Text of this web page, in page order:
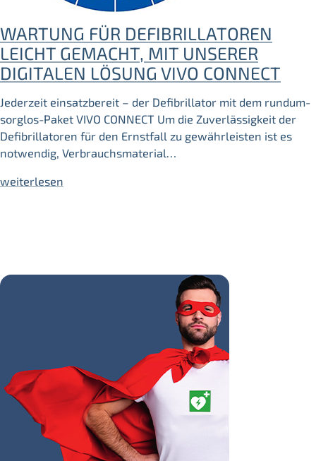
WARTUNG FÜR DEFIBRILLATOREN
LEICHT GEMACHT, MIT UNSERER
DIGITALEN LÖSUNG VIVO CONNECT
Jederzeit einsatzbereit – der Defibrillator mit dem rundum-
sorglos-Paket VIVO CONNECT Um die Zuverlässigkeit der
Defibrillatoren für den Ernstfall zu gewährleisten ist es
notwendig, Verbrauchsmaterial…
weiterlesen